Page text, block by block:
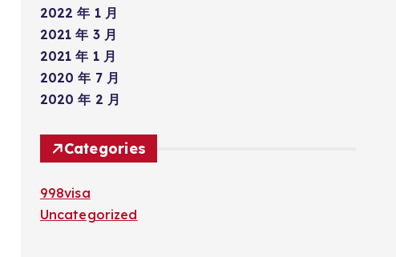
2022 年 1 月
2021 年 3 月
2021 年 1 月
2020 年 7 月
2020 年 2 月
Categories
998visa
Uncategorized